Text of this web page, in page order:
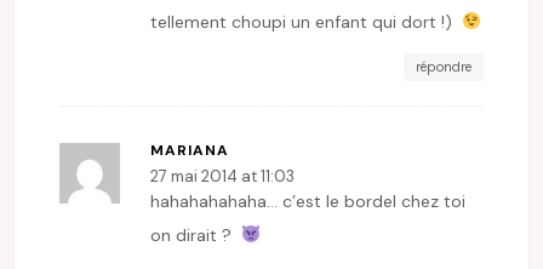
tellement choupi un enfant qui dort !)
répondre
MARIANA
27 mai 2014 at 11:03
hahahahahaha… c’est le bordel chez toi
on dirait ?